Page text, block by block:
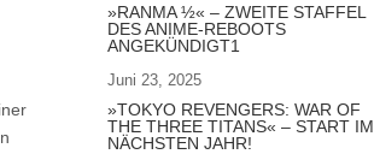
»RANMA ½« – ZWEITE STAFFEL
DES ANIME-REBOOTS
ANGEKÜNDIGT1
Juni 23, 2025
»TOKYO REVENGERS: WAR OF
THE THREE TITANS« – START IM
NÄCHSTEN JAHR!